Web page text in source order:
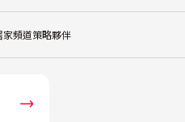
頻道策略夥伴